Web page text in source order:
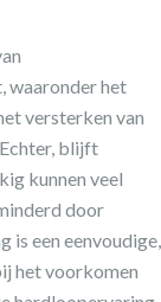
waaronder het
versterken van
blijft
kunnen veel
door
is een eenvoudige,
het voorkomen